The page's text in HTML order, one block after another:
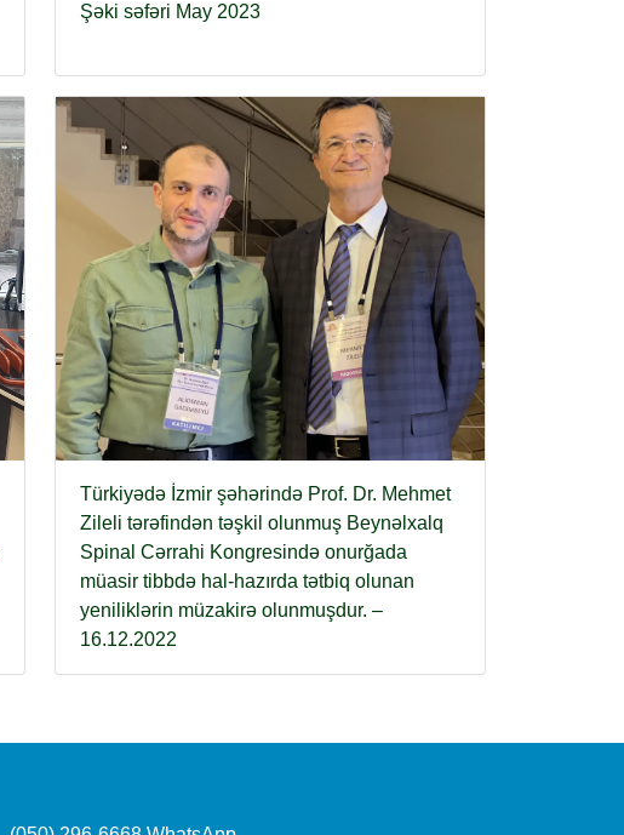
Şəki səfəri May 2023
Türkiyədə İzmir şəhərində Prof. Dr. Mehmet
Zileli tərəfindən təşkil olunmuş Beynəlxalq
Spinal Cərrahi Kongresində onurğada
müasir tibbdə hal-hazırda tətbiq olunan
yeniliklərin müzakirə olunmuşdur. –
16.12.2022